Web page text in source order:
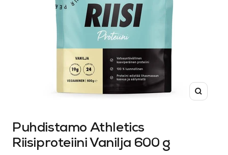
Puhdistamo Athletics
Riisiproteiini Vanilja 600 g